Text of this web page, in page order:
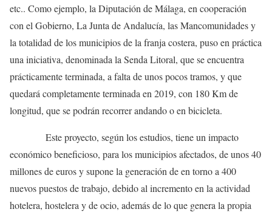
etc.. Como ejemplo, la Diputación de Málaga, en cooperación
con el Gobierno, La Junta de Andalucía, las Mancomunidades y
la totalidad de los municipios de la franja costera, puso en práctica
una iniciativa, denominada la Senda Litoral, que se encuentra
prácticamente terminada, a falta de unos pocos tramos, y que
quedará completamente terminada en 2019, con 180 Km de
longitud, que se podrán recorrer andando o en bicicleta.
Este proyecto, según los estudios, tiene un impacto
económico beneficioso, para los municipios afectados, de unos 40
millones de euros y supone la generación de en torno a 400
nuevos puestos de trabajo, debido al incremento en la actividad
hotelera, hostelera y de ocio, además de lo que genera la propia